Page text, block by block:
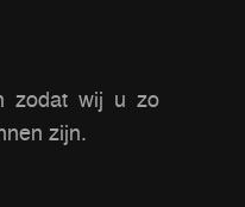
zodat wij u zo
zijn.